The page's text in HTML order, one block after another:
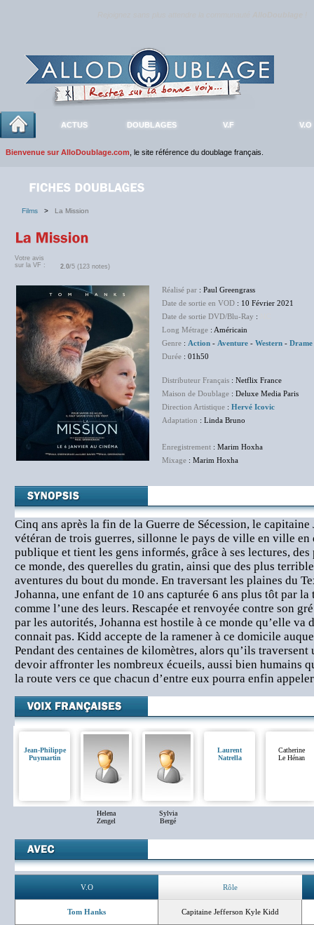
ACTUS DOUBLAGES V.F V.O
Bienvenue sur AlloDoublage.com , le site référence du doublage français.
Films > La Mission
Votre avis
sur la VF :
2.0/5 (123 notes)
Réalisé par : Paul Greengrass
Date de sortie en VOD : 10 Février 2021
Date de sortie DVD/Blu-Ray :
Long Métrage : Américain
Genre : Action - Aventure - Western - Drame
Durée : 01h50
Distributeur Français : Netflix France
Maison de Doublage : Deluxe Media Paris
Direction Artistique : Hervé Icovic
Adaptation : Linda Bruno
Enregistrement : Marim Hoxha
Mixage : Marim Hoxha
Cinq ans après la fin de la Guerre de Sécession, le
vétéran de trois guerres, sillonne le pays de ville en ville
publique et tient les gens informés, grâce à ses lectures,
ce monde, des querelles du gratin, ainsi que des plus
aventures du bout du monde. En traversant les plaines du
Johanna, une enfant de 10 ans capturée 6 ans plus tôt par
comme l’une des leurs. Rescapée et renvoyée contre son
par les autorités, Johanna est hostile à ce monde qu’elle va
connait pas. Kidd accepte de la ramener à ce domicile
Pendant des centaines de kilomètres, alors qu’ils
devoir affronter les nombreux écueils, aussi bien humains
la route vers ce que chacun d’entre eux pourra enfin
Jean-Philippe
Puymartin
Helena
Zengel
Sylvia
Bergé
Laurent
Natrella
Catherine
Le Hénan
V.O Rôle
Tom Hanks Capitaine Jefferson Kyle Kidd